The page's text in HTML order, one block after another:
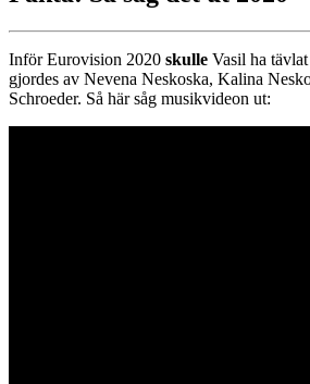
Inför Eurovision 2020 skulle Vasil ha
gjordes av Nevena Neskoska, Kalina
Schroeder. Så här såg musikvideon ut: